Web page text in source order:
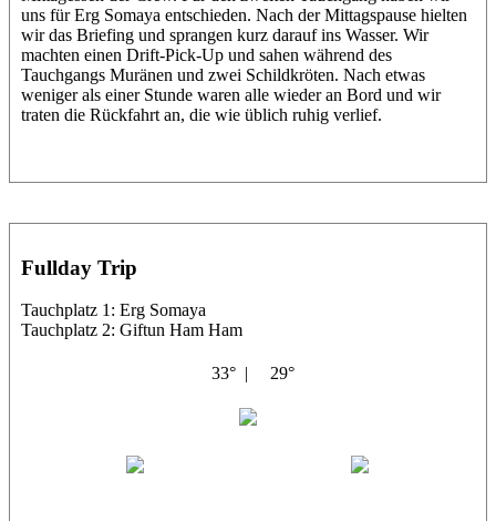
uns für Erg Somaya entschieden. Nach der Mittagspause hielten
wir das Briefing und sprangen kurz darauf ins Wasser. Wir
machten einen Drift-Pick-Up und sahen während des
Tauchgangs Muränen und zwei Schildkröten. Nach etwas
weniger als einer Stunde waren alle wieder an Bord und wir
traten die Rückfahrt an, die wie üblich ruhig verlief.
Fullday Trip
Tauchplatz 1: Erg Somaya
Tauchplatz 2: Giftun Ham Ham
33° | 29°